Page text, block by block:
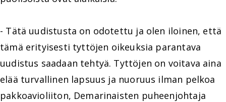
- Tätä uudistusta on odotettu ja olen iloinen, että
tämä erityisesti tyttöjen oikeuksia parantava
uudistus saadaan tehtyä. Tyttöjen on voitava aina
elää turvallinen lapsuus ja nuoruus ilman pelkoa
pakkoavioliiton, Demarinaisten puheenjohtaja